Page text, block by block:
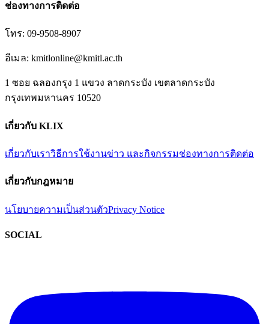
ช่องทางการติดต่อ
โทร: 09-9508-8907
อีเมล: kmitlonline@kmitl.ac.th
1 ซอย ฉลองกรุง 1 แขวง ลาดกระบัง เขตลาดกระบัง
กรุงเทพมหานคร 10520
เกี่ยวกับ KLIX
เกี่ยวกับเราวิธีการใช้งานข่าว และกิจกรรมช่องทางการติดต่อ
เกี่ยวกับกฎหมาย
นโยบายความเป็นส่วนตัวPrivacy Notice
SOCIAL